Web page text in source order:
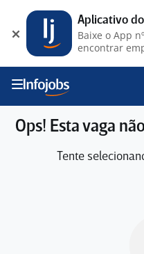
Ops! Esta vaga
Tente
Aplicativo
Baixe o App
encontrar